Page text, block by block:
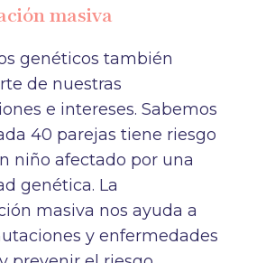
masiva
genéticos también
de nuestras
e intereses. Sabemos
40 parejas tiene riesgo
niño afectado por una
genética. La
masiva nos ayuda a
y enfermedades